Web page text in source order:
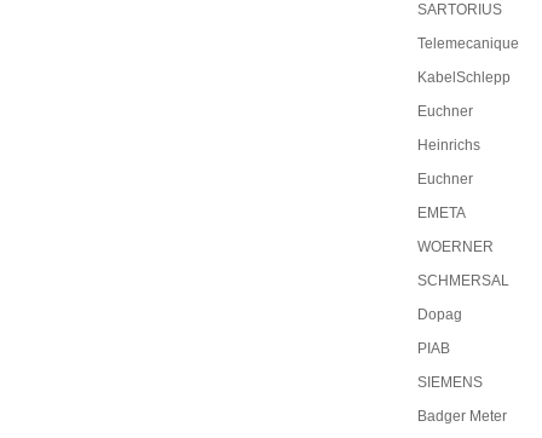
SARTORIUS
Telemecanique
KabelSchlepp
Euchner
Heinrichs
Euchner
EMETA
WOERNER
SCHMERSAL
Dopag
PIAB
SIEMENS
Badger Meter